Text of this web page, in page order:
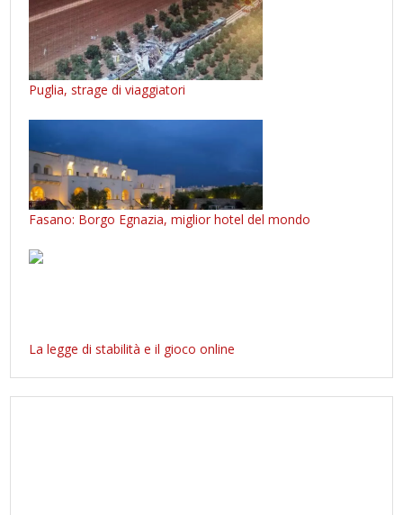
Puglia, strage di viaggiatori
Fasano: Borgo Egnazia, miglior hotel del mondo
La legge di stabilità e il gioco online